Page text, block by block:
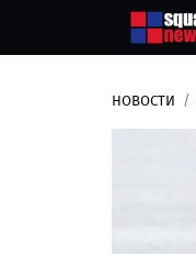
НОВОСТИ